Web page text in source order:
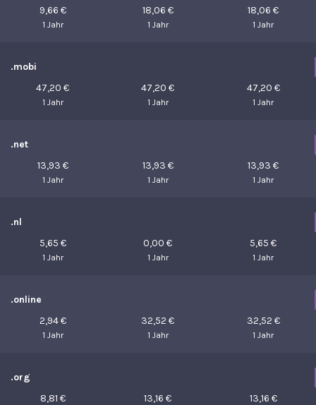
9,66 €
1 Jahr
18,06 €
1 Jahr
18,06 €
1 Jahr
.mobi
47,20 €
1 Jahr
47,20 €
1 Jahr
47,20 €
1 Jahr
.net
13,93 €
1 Jahr
13,93 €
1 Jahr
13,93 €
1 Jahr
.nl
5,65 €
1 Jahr
0,00 €
1 Jahr
5,65 €
1 Jahr
.online
2,94 €
1 Jahr
32,52 €
1 Jahr
32,52 €
1 Jahr
.org
8,81 €
13,16 € 13,16 €